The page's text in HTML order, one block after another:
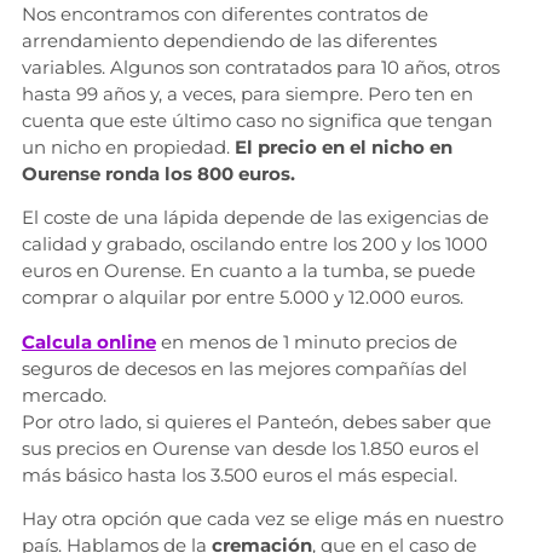
Nos encontramos con diferentes contratos de
arrendamiento dependiendo de las diferentes
variables. Algunos son contratados para 10 años, otros
hasta 99 años y, a veces, para siempre. Pero ten en
cuenta que este último caso no significa que tengan
un nicho en propiedad. El precio en el nicho en
Ourense ronda los 800 euros.
El coste de una lápida depende de las exigencias de
calidad y grabado, oscilando entre los 200 y los 1000
euros en Ourense. En cuanto a la tumba, se puede
comprar o alquilar por entre 5.000 y 12.000 euros.
Calcula onlineen menos de 1 minuto precios de
seguros de decesos en las mejores compañías del
mercado.
Por otro lado, si quieres el Panteón, debes saber que
sus precios en Ourense van desde los 1.850 euros el
más básico hasta los 3.500 euros el más especial.
Hay otra opción que cada vez se elige más en nuestro
país. Hablamos de la cremación, que en el caso de